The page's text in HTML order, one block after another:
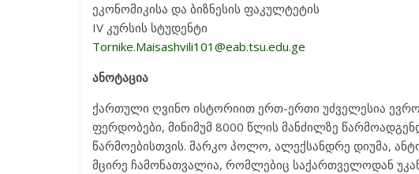
ეკონომიკისა და ბიზნესის ფაკულტეტის
IV კურსის სტუდენტი
Tornike.Maisashvili101@eab.tsu.edu.ge
ანოტაცია
ქართული ღვინო ისტორიით ერთ-ერთი უძველესია
ფერდობები, მინიმუმ 8000 წლის მანძილზე
წარმოებისთვის. მარკო პოლო, ალექსანდრე დიუმა,
მცირე ჩამონათვალია, რომლებიც საქართველოდან